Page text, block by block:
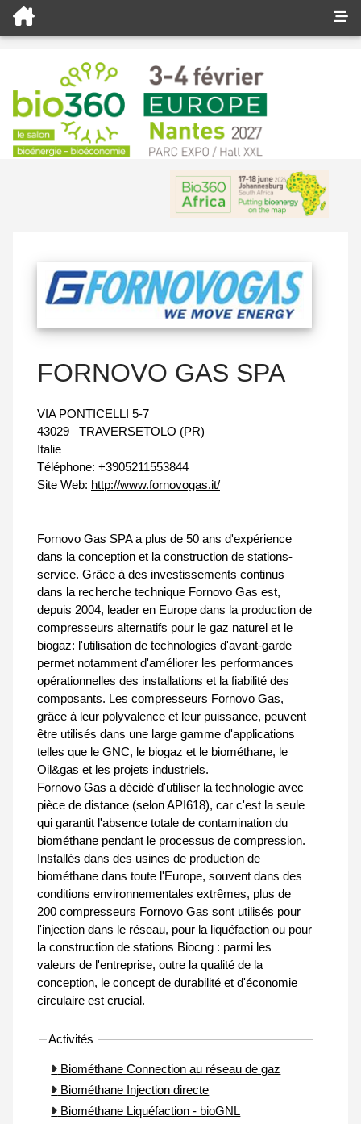
FORNOVO GAS SPA
VIA PONTICELLI 5-7
43029
TRAVERSETOLO (PR)
Italie
Téléphone: +3905211553844
Site Web: http://www.fornovogas.it/
Fornovo Gas SPA a plus de 50 ans d'expérience
dans la conception et la construction de stations-
service. Grâce à des investissements continus
dans la recherche technique Fornovo Gas est,
depuis 2004, leader en Europe dans la production de
compresseurs alternatifs pour le gaz naturel et le
biogaz: l'utilisation de technologies d'avant-garde
permet notamment d'améliorer les performances
opérationnelles des installations et la fiabilité des
composants. Les compresseurs Fornovo Gas,
grâce à leur polyvalence et leur puissance, peuvent
être utilisés dans une large gamme d'applications
telles que le GNC, le biogaz et le biométhane, le
Oil&gas et les projets industriels.
Fornovo Gas a décidé d'utiliser la technologie avec
pièce de distance (selon API618), car c'est la seule
qui garantit l'absence totale de contamination du
biométhane pendant le processus de compression.
Installés dans des usines de production de
biométhane dans toute l'Europe, souvent dans des
conditions environnementales extrêmes, plus de
200 compresseurs Fornovo Gas sont utilisés pour
l'injection dans le réseau, pour la liquéfaction ou pour
la construction de stations Biocng : parmi les
valeurs de l'entreprise, outre la qualité de la
conception, le concept de durabilité et d'économie
circulaire est crucial.
Activités
Biométhane Connection au réseau de gaz
Biométhane Injection directe
Biométhane Liquéfaction - bioGNL